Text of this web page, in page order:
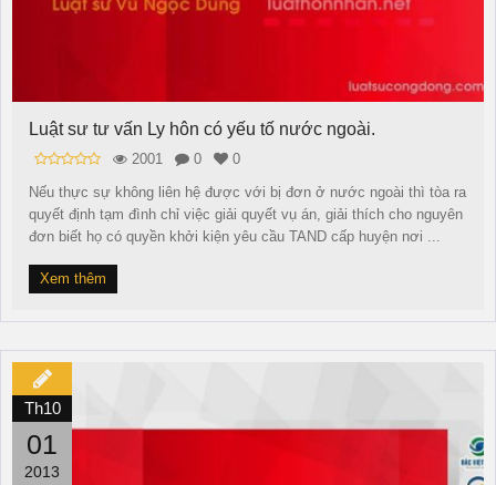
Luật sư tư vấn Ly hôn có yếu tố nước ngoài.
2001 0
0
Nếu thực sự không liên hệ được với bị đơn ở nước ngoài thì tòa ra
quyết định tạm đình chỉ việc giải quyết vụ án, giải thích cho nguyên
đơn biết họ có quyền khởi kiện yêu cầu TAND cấp huyện nơi ...
Xem thêm
Th10
01
2013